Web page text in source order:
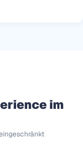
im